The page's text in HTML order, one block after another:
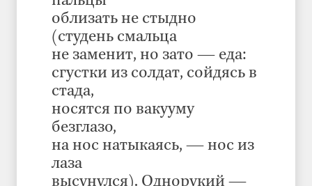
облизать не стыдно
(студень смальца
не заменит, но зато — еда:
сгустки из солдат, сойдясь в
стада,
носятся по вакууму
безглазо,
на нос натыкаясь, — нос из
лаза
высунулся). Однорукий —